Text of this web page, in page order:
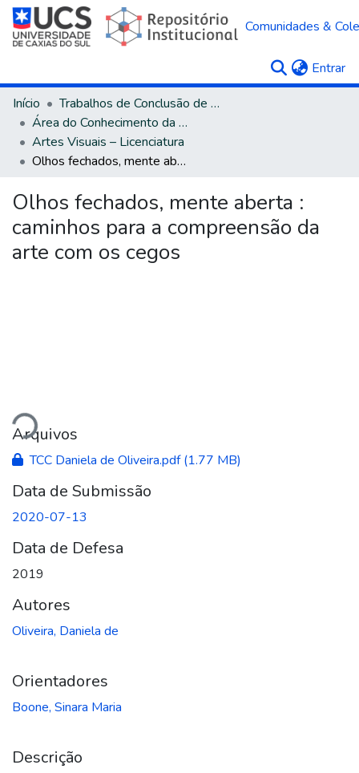
Comunidades &
Entrar
Início
Trabalhos de Conclusão de Curso
Área do Conhecimento da Linguística, Letras e Artes
Artes Visuais – Licenciatura
Olhos fechados, mente aberta : caminhos para a compreensão da arte com os cegos
Olhos fechados, mente aberta :
caminhos para a compreensão da
arte com os cegos
Arquivos
TCC Daniela de Oliveira.pdf(1.77 MB)
Data de Submissão
2020-07-13
Data de Defesa
2019
Autores
Oliveira, Daniela de
Orientadores
Boone, Sinara Maria
Descrição